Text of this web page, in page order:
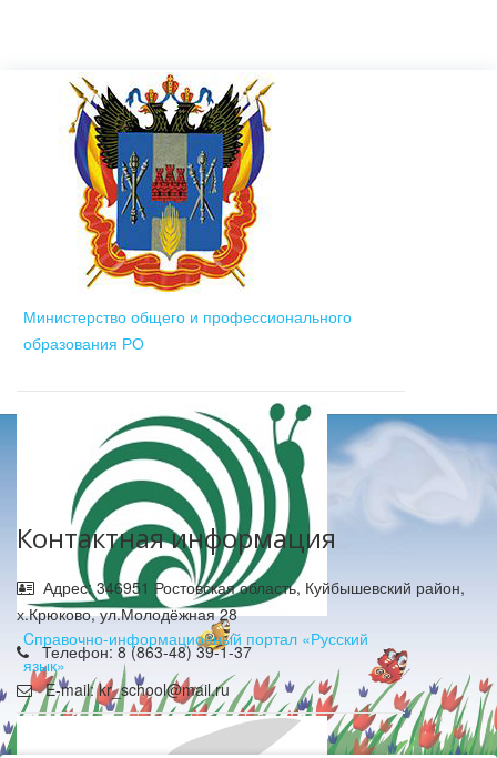
Министерство общего и профессионального
образования РО
Cправочно-информационный портал «Русский
язык»
Контактная информация
Адрес: 346951 Ростовская область, Куйбышевский район,
х.Крюково, ул.Молодёжная 28
Телефон: 8 (863-48) 39-1-37
E-mail: kr_school@mail.ru